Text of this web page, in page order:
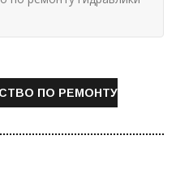
ПО РЕМОНТУ